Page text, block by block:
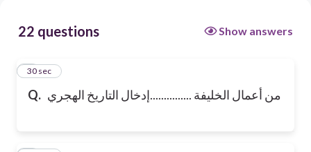
22 questions Show answers
Q. من أعمال الخليفة ...............إدخال التاريخ الهجري
1
30 sec